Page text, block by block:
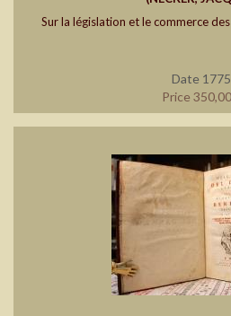
Sur la législation et le commerce
Date 1775
Price